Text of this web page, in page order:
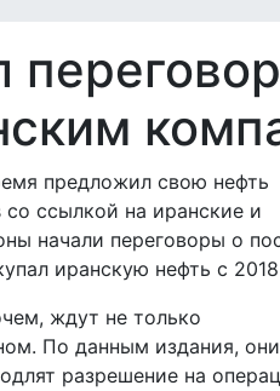
предложил свою нефть
ссылкой на иранские и
начали переговоры о
иранскую нефть с 2018
ждут не только
По данным издания, они
разрешение на